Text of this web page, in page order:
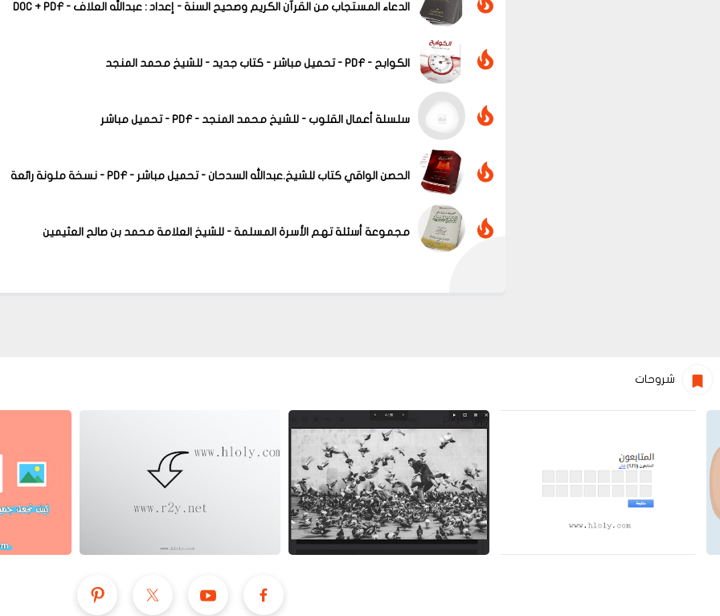
الدعاء المستجاب من القرآن الكريم وصحيح السنة - إعداد : عبدالله العلاف - DOC + PDF
الكوابح - PDF - تحميل مباشر - كتاب جديد - للشيخ محمد المنجد
سلسلة أعمال القلوب - للشيخ محمد المنجد - PDF - تحميل مباشر
الحصن الواقي كتاب للشيخ.عبدالله السدحان - تحميل مباشر - PDF - نسخة ملونة رائعة
مجموعة أسئلة تهم الأسرة المسلمة - للشيخ العلامة محمد بن صالح العثيمين
شروحات